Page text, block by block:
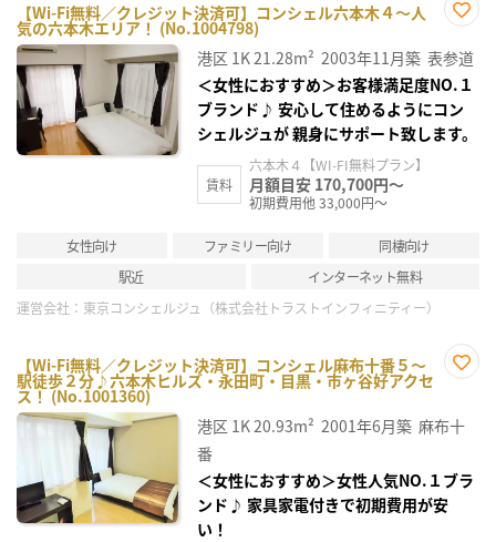
【Wi-Fi無料／クレジット決済可】コンシェル六本木４～人
気の六本木エリア！ (No.1004798)
に入
り登
録
港区 1K21.28m² 2003年11月築 表参道
＜女性におすすめ＞お客様満足度NO.１
ブランド♪ 安心して住めるようにコン
シェルジュが 親身にサポート致します。
賃料
六本木４【WI-FI無料プラン】
月額目安 170,700円～
初期費用他 33,000円～
女性向け ファミリー向け
同棲向け
駅近
インターネット無料
運営会社： 東京コンシェルジュ（株式会社トラストインフィニティー）
【Wi-Fi無料／クレジット決済可】コンシェル麻布十番５～
駅徒歩２分♪六本木ヒルズ・永田町・目黒・市ヶ谷好アクセ
ス！ (No.1001360)
り登
録
港区 1K20.93m² 2001年6月築 麻布十
番
＜女性におすすめ＞女性人気NO.１ブラ
ンド♪ 家具家電付きで初期費用が安
い！